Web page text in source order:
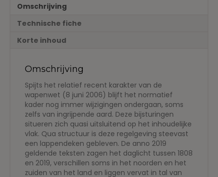
Omschrijving
Technische fiche
Korte inhoud
Omschrijving
Spijts het relatief recent karakter van de
wapenwet (8 juni 2006) blijft het normatief
kader nog immer wijzigingen ondergaan, soms
zelfs van ingrijpende aard. Deze bijsturingen
situeren zich quasi uitsluitend op het inhoudelijke
vlak. Qua structuur is deze regelgeving steevast
een lappendeken gebleven. De anno 2019
geldende teksten zagen het daglicht tussen 1808
en 2019, verschillen soms in het noorden en het
zuiden van het land en liggen vervat in tal van